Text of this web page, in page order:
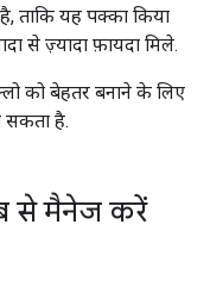
ताकि यह पक्का किया
से ज़्यादा फ़ायदा मिले.
को बेहतर बनाने के लिए
सकता है.
से मैनेज करें